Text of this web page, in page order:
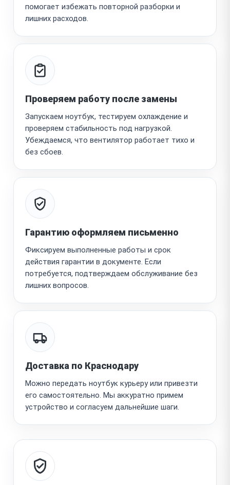
помогает избежать повторной разборки и
лишних расходов.
Проверяем работу после замены
Запускаем ноутбук, тестируем охлаждение и
проверяем стабильность под нагрузкой.
Убеждаемся, что вентилятор работает тихо и
без сбоев.
Гарантию оформляем письменно
Фиксируем выполненные работы и срок
действия гарантии в документе. Если
потребуется, подтверждаем обслуживание без
лишних вопросов.
Доставка по Краснодару
Можно передать ноутбук курьеру или привезти
его самостоятельно. Мы аккуратно примем
устройство и согласуем дальнейшие шаги.